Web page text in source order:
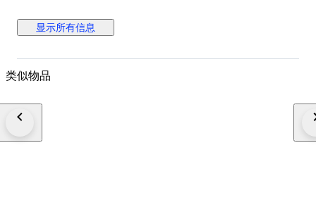
Verzending geschiedt verzekerd en aangetekend.
显示所有信息
类似物品